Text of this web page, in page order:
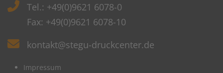
Tel.: +49(0)9621 6078-0
Fax: +49(0)9621 6078-10
kontakt@stegu-druckcenter.de
Impressum